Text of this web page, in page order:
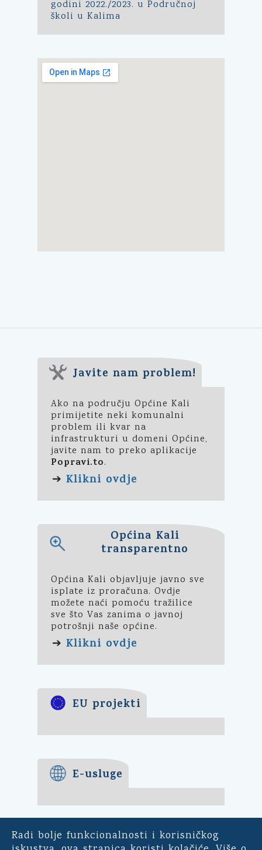
Radi bolje funkcionalnosti i korisničkog
godini 2022./2023. u Područnoj
školi u Kalima
Javite nam problem!
Ako na području Općine Kali
primijetite neki komunalni
problem ili kvar na
infrastrukturi u domeni Općine,
javite nam to preko aplikacije
Popravi.to.
➔ Klikni ovdje
Općina Kali
transparentno
Općina Kali objavljuje javno sve
isplate iz proračuna. Ovdje
možete naći pomoću tražilice
sve što Vas zanima o javnoj
potrošnji naše općine.
➔ Klikni ovdje
EU projekti
E-usluge
E-demokracija